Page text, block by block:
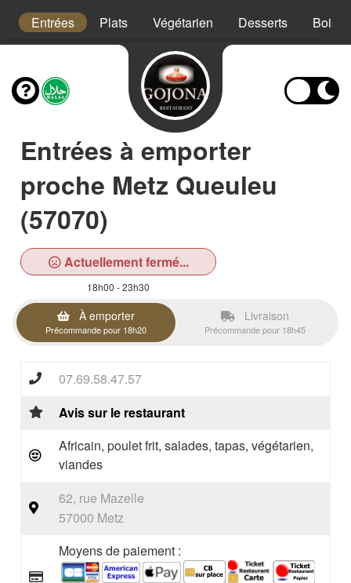
Entrées Plats Végétarien Desserts
Entrées à emporter
proche Metz Queuleu
(57070)
Actuellement fermé...
18h00 - 23h30
À emporter
Précommande pour 18h20
Livraison
Précommande pour 18h45
07.69.58.47.57
Avis sur le restaurant
Africain, poulet frit, salades, tapas, végétarien,
viandes
62, rue Mazelle
57000 Metz
Moyens de paiement :